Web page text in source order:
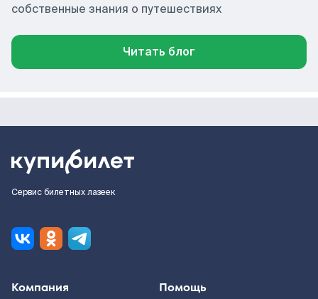
собственные знания о путешествиях
Читать блог
Сервис билетных лазеек
Компания Помощь